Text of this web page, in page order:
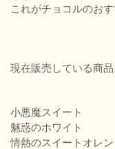
これがチョコルのお
現在販売している商品
小悪魔スイート
魅惑のホワイト
情熱のスイートオレン